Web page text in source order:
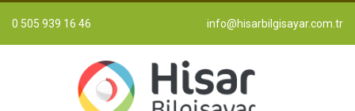
0 505 939 16 46 info@hisarbilgisayar.com.tr